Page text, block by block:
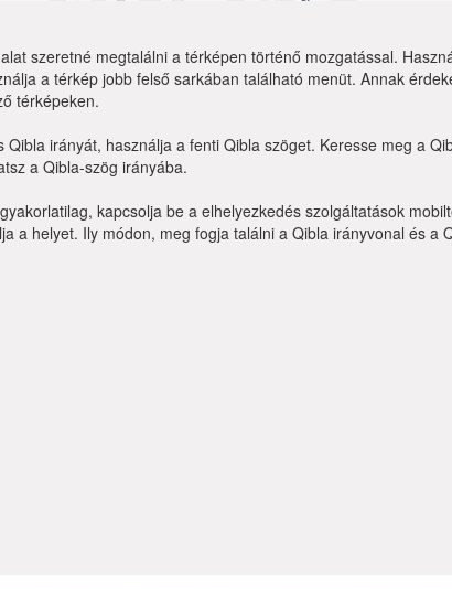
szeretné megtalálni a térképen történő mozgatással.
a térkép jobb felső sarkában található menüt. Annak
térképeken.
Qibla irányát, használja a fenti Qibla szöget. Keresse meg a
a Qibla-szög irányába.
kapcsolja be a elhelyezkedés szolgáltatások
a helyet. Ily módon, meg fogja találni a Qibla irányvonal és a